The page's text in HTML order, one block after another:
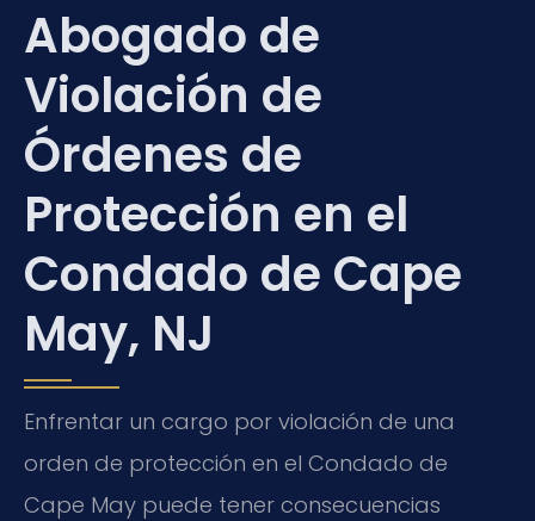
Abogado de
Violación de
Órdenes de
Protección en el
Condado de Cape
May, NJ
Enfrentar un cargo por violación de una
orden de protección en el Condado de
Cape May puede tener consecuencias